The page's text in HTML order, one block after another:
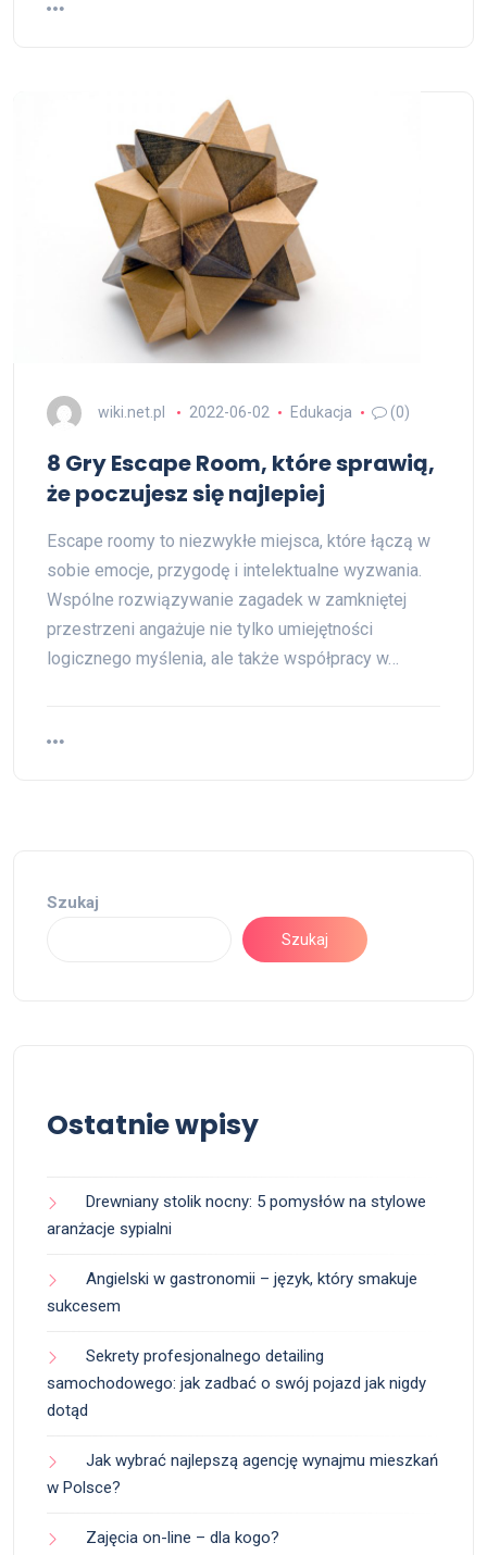
wiki.net.pl 2022-06-02 Edukacja (0)
8 Gry Escape Room, które sprawią,
że poczujesz się najlepiej
Escape roomy to niezwykłe miejsca, które łączą w
sobie emocje, przygodę i intelektualne wyzwania.
Wspólne rozwiązywanie zagadek w zamkniętej
przestrzeni angażuje nie tylko umiejętności
logicznego myślenia, ale także współpracy w…
Szukaj
Szukaj
Ostatnie wpisy
Drewniany stolik nocny: 5 pomysłów na stylowe
aranżacje sypialni
Angielski w gastronomii – język, który smakuje
sukcesem
Sekrety profesjonalnego detailing
samochodowego: jak zadbać o swój pojazd jak nigdy
dotąd
Jak wybrać najlepszą agencję wynajmu mieszkań
w Polsce?
Zajęcia on-line – dla kogo?